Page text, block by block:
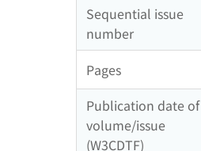
Sequential issue
number
Pages
Publication date of
volume/issue
(W3CDTF)